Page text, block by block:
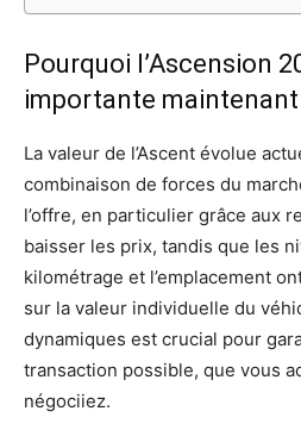
Pourquoi l’Ascension
importante maintenant
La valeur de l’Ascent évolue
combinaison de forces du
l’offre, en particulier grâce aux
baisser les prix, tandis que les
kilométrage et l’emplacement
sur la valeur individuelle du
dynamiques est crucial pour
transaction possible, que vous
négociiez.